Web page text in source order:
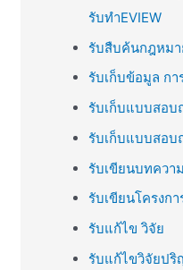
รับทำEVIEW
รับสืบค้นกฎหมา
รับเก็บข้อมูล ก
รับเก็บแบบสอบ
รับเก็บแบบสอบ
รับเขียนบทควา
รับเขียนโครงกา
รับแก้ไข วิจัย
รับแก้ไขวิจัยปริ